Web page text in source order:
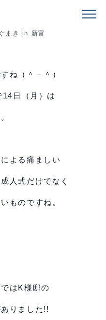
in 新富
まき in 新富
ね（＾－＾）
日（月）は
よる痛ましい
人式だけでなく
ものですね。
はK様邸の
りました!!